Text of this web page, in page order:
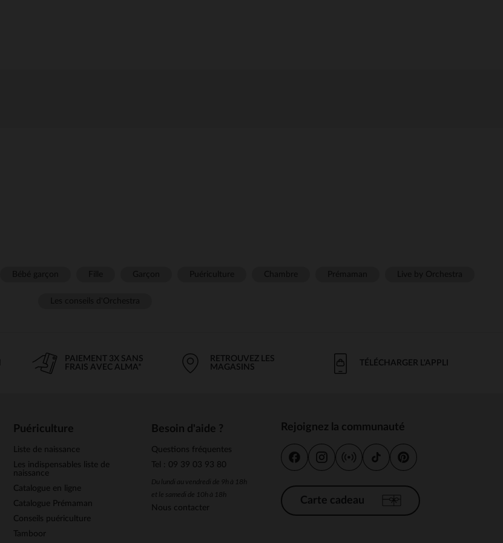
PAIEMENT 3X SANS
FRAIS AVEC ALMA*
RETROUVEZ LES
MAGASINS
TÉLÉCHARGER L'APPLI
Puériculture
Liste de naissance
Les indispensables liste de
naissance
Catalogue en ligne
Catalogue Prémaman
Conseils puériculture
Tamboor
Besoin d'aide ?
Questions fréquentes
Tel : 09 39 03 93 80
Du lundi au vendredi de 9h à 18h
et le samedi de 10h à 18h
Nous contacter
Rejoignez la communauté
Carte cadeau